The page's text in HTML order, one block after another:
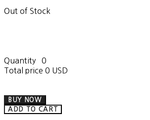
Out of Stock
Quantity
0
Total price 0 USD
BUY NOW
ADD TO CART